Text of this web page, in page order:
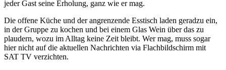
jeder Gast seine Erholung, ganz wie er mag.
Die offene Küche und der angrenzende Esstisch laden geradzu ein,
in der Gruppe zu kochen und bei einem Glas Wein über das zu
plaudern, wozu im Alltag keine Zeit bleibt. Wer mag, muss sogar
hier nicht auf die aktuellen Nachrichten via Flachbildschirm mit
SAT TV verzichten.